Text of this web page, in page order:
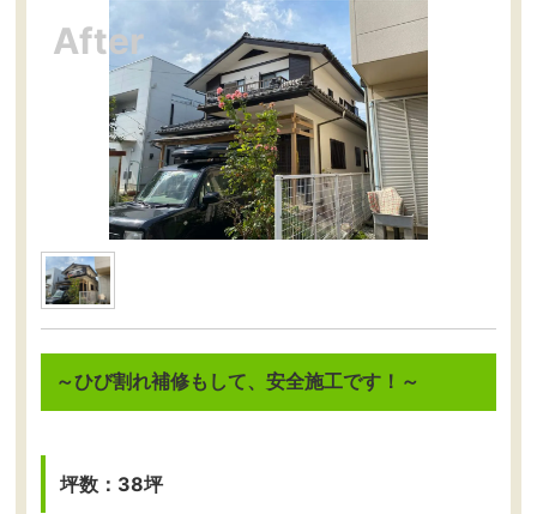
～ひび割れ補修もして、安全施工です！～
坪数：38坪